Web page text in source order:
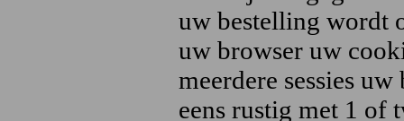
uw bestelling wordt
uw browser uw
meerdere sessies
eens rustig met 1 of